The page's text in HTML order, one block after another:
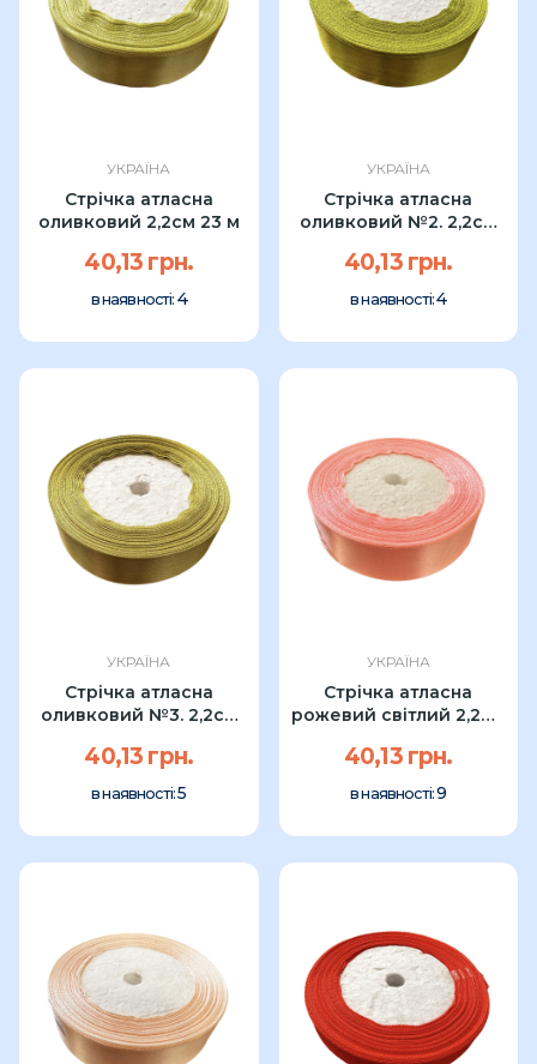
УКРАЇНА
Стрічка атласна
оливковий 2,2см 23 м
40,13 грн.
в наявності: 4
УКРАЇНА
Стрічка атласна
оливковий №2. 2,2см
40,13 грн.
в наявності:4
УКРАЇНА
Стрічка атласна
оливковий №3. 2,2см
40,13 грн.
в наявності:5
УКРАЇНА
Стрічка атласна
рожевий світлий 2,2см
40,13 грн.
в наявності:9